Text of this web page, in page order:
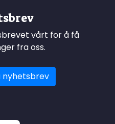
vårt for å få
fra oss.
nyhetsbrev